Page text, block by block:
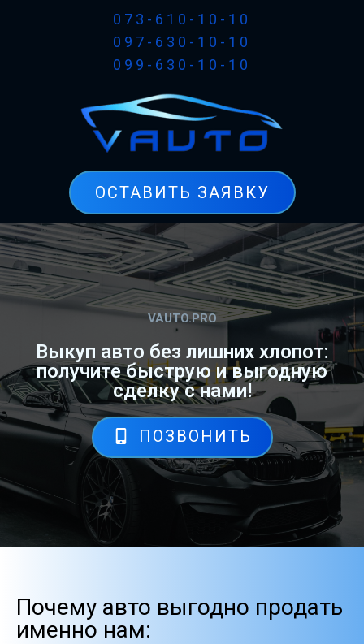
073-610-10-10
097-630-10-10
099-630-10-10
ОСТАВИТЬ ЗАЯВКУ
VAUTO.PRO
Выкуп авто без лишних хлопот:
получите быструю и выгодную
сделку с нами!
ПОЗВОНИТЬ
Почему авто выгодно продать
именно нам: